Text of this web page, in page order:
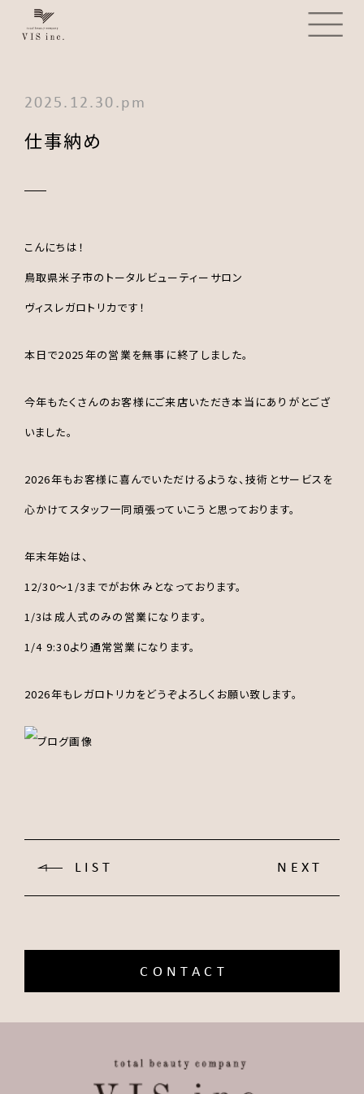
2025.12.30.pm
仕事納め
こんにちは！
鳥取県米子市のトータルビューティーサロン
ヴィスレガロトリカです！
本日で2025年の営業を無事に終了しました。
今年もたくさんのお客様にご来店いただき本当にありがとござ
いました。
2026年もお客様に喜んでいただけるような、技術とサービスを
心かけてスタッフ一同頑張っていこうと思っております。
年末年始は、
12/30～1/3までがお休みとなっております。
1/3は成人式のみの営業になります。
1/4 9:30より通常営業になります。
2026年もレガロトリカをどうぞよろしくお願い致します。
LIST NEXT
CONTACT